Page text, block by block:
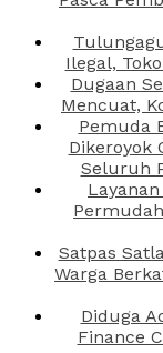
Ilegal,
Dugaan
Mencuat,
Pemuda
Dikeroyok
Seluruh
Satpas
Warga
Diduga
Finance